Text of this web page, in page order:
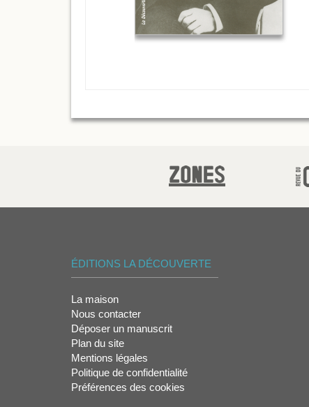
ÉDITIONS LA DÉCOUVERTE
La maison
Nous contacter
Déposer un manuscrit
Plan du site
Mentions légales
Politique de confidentialité
Préférences des cookies